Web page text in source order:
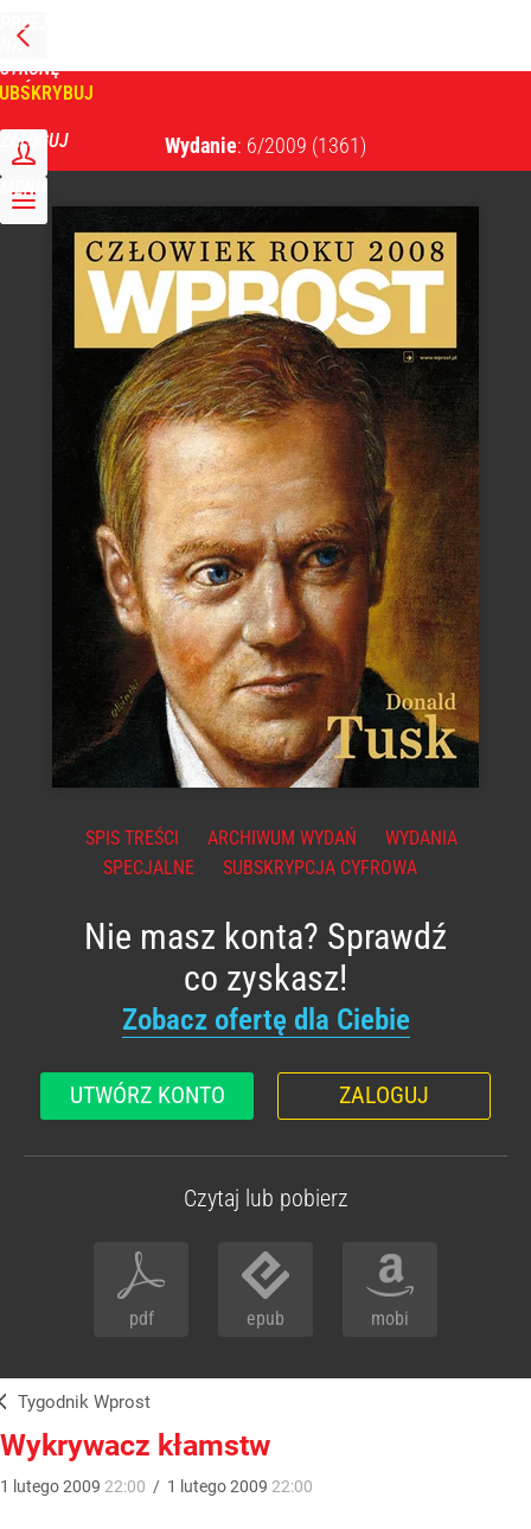
PRZEJDŹ
NA
STRONĘ
GŁÓWNĄ
ZALOGUJ
MENU
Wydanie: 6/2009 (1361)
SPIS TREŚCI ARCHIWUM WYDAŃ
WYDANIA
SPECJALNE
SUBSKRYPCJA CYFROWA
Nie masz konta? Sprawdź
co zyskasz!
Zobacz ofertę dla Ciebie
UTWÓRZ KONTO ZALOGUJ
Czytaj lub pobierz
pdf epub mobi
Tygodnik Wprost
Wykrywacz kłamstw
1 lutego2009 22:00 / 1 lutego2009 22:00